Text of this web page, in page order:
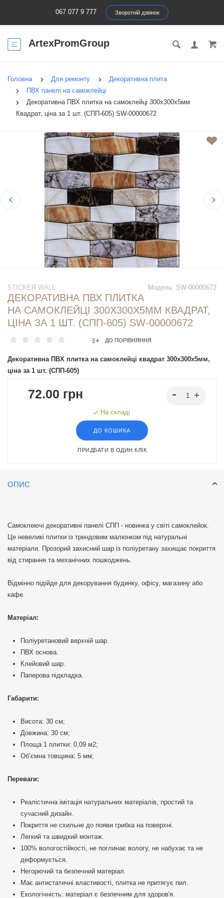
067 077 9 777 Зворотній дзвінок
ArtexPromGroup
Головна Для ремонту
Декоративна плита
ПВХ панелі на самоклейці
Декоративна ПВХ плитка на самоклейці 300х300х5мм
Квадрат, ціна за 1 шт. (СПП-605) SW-00000672
Модель: SW-00000672
STICKER WALL
ДЕКОРАТИВНА ПВХ ПЛИТКА
НА САМОКЛЕЙЦІ 300Х300Х5ММ КВАДРАТ,
ЦІНА ЗА 1 ШТ. (СПП-605) SW-00000672
ДО ПОРІВНЯННЯ
Декоративна ПВХ плитка на самоклейці квадрат 300х300х5мм,
ціна за 1 шт. (СПП-605)
72.00 грн
На складі
ДО КОШИКА
ПРИДБАТИ В ОДИН КЛІК
ОПИС
Самоклеючі декоративні панелі СПП - новинка у світі самоклейок.
Це невеликі плитки із трендовим малюнком під натуральні
матеріали. Прозорий захисний шар із поліуретану захищає покриття
від стирання та механічних пошкоджень.
Відмінно підійде для декорування будинку, офісу, магазину або
кафе.
Матеріал:
Поліуретановий верхній шар.
ПВХ основа.
Клейовий шар.
Паперова підкладка.
Габарити:
Висота: 30 см;
Довжина: 30 см;
Площа 1 плитки: 0,09 м2;
Об’ємна товщина: 5 мм;
Переваги:
Реалістична імітація натуральних матеріалів, простий та
сучасний дизайн.
Покриття не схильне до появи грибка на поверхні.
Легкий та швидкий монтаж.
100% вологостійкості, не поглинає вологу, не набухає та не
деформується.
Негорючий та безпечний матеріал.
Має антистатичні властивості, плитка не притягує пил.
Екологічність: матеріал є безпечним для здоров'я.